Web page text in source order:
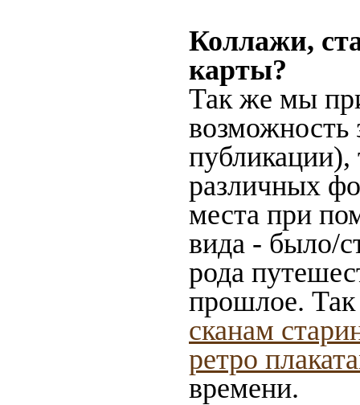
Коллажи,
карты?
Так же мы
возможность
публикации),
различных
места при
вида - было/
рода
прошлое.
сканам
ретро
времени.